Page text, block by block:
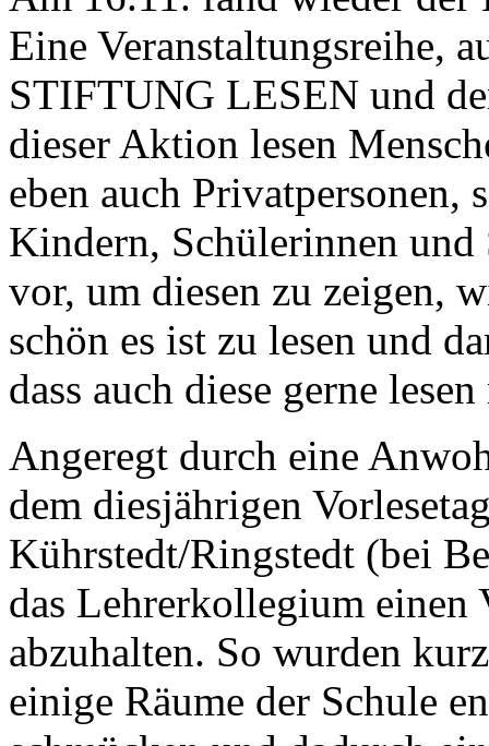
Eine Veranstaltungsreihe,
STIFTUNG LESEN und
dieser Aktion lesen
eben auch Privatpersonen,
Kindern, Schülerinnen und
vor, um diesen zu zeigen,
schön es ist zu lesen und
dass auch diese gerne
Angeregt durch eine
dem diesjährigen
Kührstedt/Ringstedt (bei
das Lehrerkollegium einen
abzuhalten. So wurden
einige Räume der Schule